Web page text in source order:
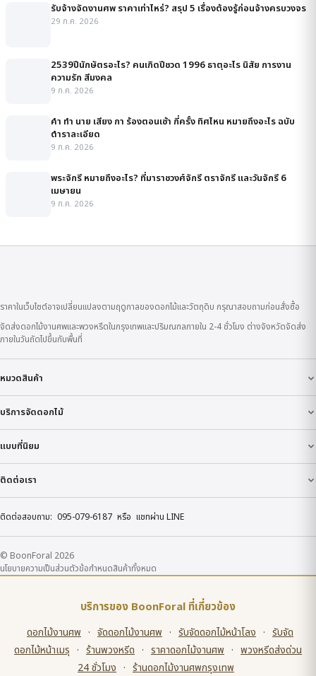
รับจ้างจัดงานศพ ราคาเท่าไหร่? สรุป 5 เรื่องต้องรู้ก่อนจ้างครบวงจร
29 ก.ค. 2026
2539ปีนักษัตรอะไร? คนเกิดปีชวด 1996 ธาตุอะไร นิสัย การงาน
ความรัก สีมงคล
9 ก.ค. 2026
คํา ทํา นาย เสียง กา ร้องตอนเช้า กี่ครั้ง ทิศไหน หมายถึงอะไร ฉบับ
ตำราละเอียด
9 ก.ค. 2026
พระจักรี หมายถึงอะไร? ที่มาราชวงศ์จักรี ตราจักรี และวันจักรี 6
เมษายน
9 ก.ค. 2026
ราคาในเว็บไซต์อาจเปลี่ยนแปลงตามฤดูกาลของดอกไม้และวัตถุดิบ กรุณาสอบถามก่อนสั่งซื้อ
จัดส่งดอกไม้งานศพและพวงหรีดในกรุงเทพและปริมณฑลภายใน 2-4 ชั่วโมง ต่างจังหวัดจัดส่ง
ภายในวันถัดไปขึ้นกับพื้นที่
หมวดสินค้า
บริการจัดดอกไม้
แบบที่นิยม
ติดต่อเรา
ติดต่อสอบถาม: 095-079-6187 หรือ แชทผ่าน LINE
© BoonForal 2026
นโยบายความเป็นส่วนตัวข้อกำหนดสินค้าทั้งหมด
บริการของ BoonForal ที่เกี่ยวข้อง
ดอกไม้งานศพ · จัดดอกไม้งานศพ · รับจัดดอกไม้หน้าโลง · รับจัด
ดอกไม้หน้าเมรุ · ร้านพวงหรีด · ราคาดอกไม้งานศพ · พวงหรีดส่งด่วน
24 ชั่วโมง · ร้านดอกไม้งานศพกรุงเทพ